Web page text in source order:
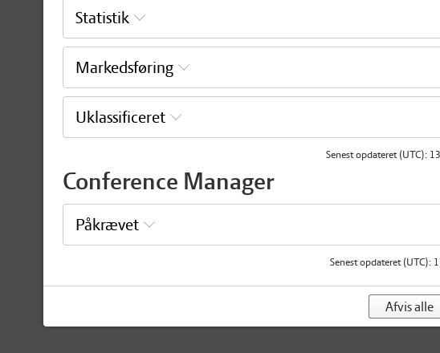
Statistik
Markedsføring
Uklassificeret
Senest opdateret (UTC):
Conference Manager
Påkrævet
Senest opdateret (UTC):
Afvis alle